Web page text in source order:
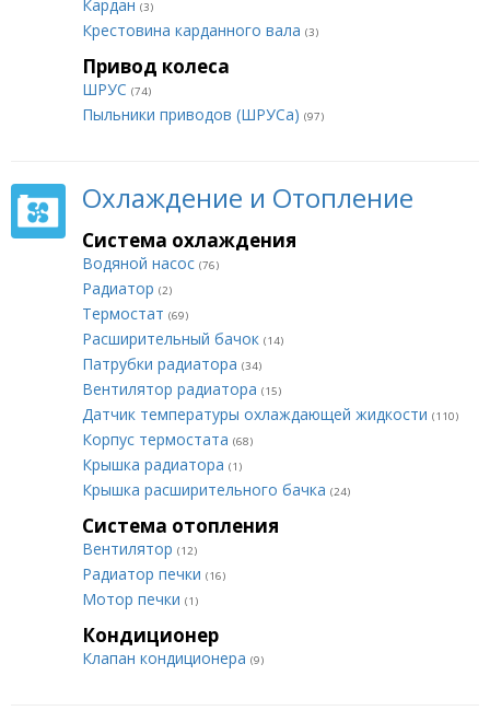
Кардан (3)
Крестовина карданного вала (3)
Привод колеса
ШРУС (74)
Пыльники приводов (ШРУСа) (97)
Охлаждение и Отопление
Система охлаждения
Водяной насос (76)
Радиатор (2)
Термостат (69)
Расширительный бачок (14)
Патрубки радиатора (34)
Вентилятор радиатора (15)
Датчик температуры охлаждающей жидкости (110)
Корпус термостата (68)
Крышка радиатора (1)
Крышка расширительного бачка (24)
Система отопления
Вентилятор (12)
Радиатор печки (16)
Мотор печки (1)
Кондиционер
Клапан кондиционера (9)